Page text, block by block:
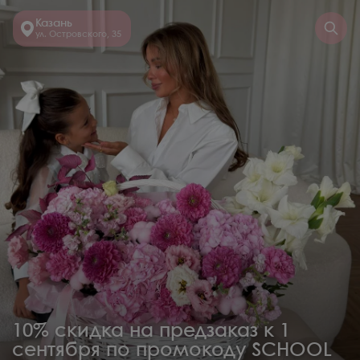
Казань
ул. Островского, 35
10% скидка на предзаказ к 1
сентября по промокоду SCHOOL